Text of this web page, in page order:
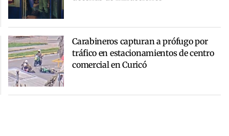
Carabineros capturan a prófugo por
tráfico en estacionamientos de centro
comercial en Curicó